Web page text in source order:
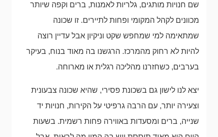
שם חנויות מותגים, גלריות לאמנות, ברים וקפה שיותר
מכוונים לקהל המקומי ופחות לתיירים. זו שכונה
שמתאימה למי שמחפש שקט וניקיון אבל עדיין רוצה
להיות לא רחוק מהמרכז. הרגשנו בה מאוד בנוח, בעיקר
בערבים, כשחזרנו מהליכה רגלית או מארוחה.
יצא לנו לישון גם בשכונת פסירי, שהיא שכונה צבעונית
וצעירה יותר, עם הרבה גרפיטי על הקירות, חנויות יד
שנייה, ברים ומסעדות באווירה פחות רשמית. בשעות